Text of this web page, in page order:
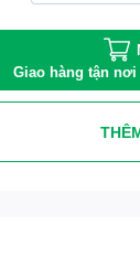
Giao hàng tận